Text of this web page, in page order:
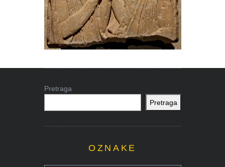
Pretraga
Pretraga
OZNAKE